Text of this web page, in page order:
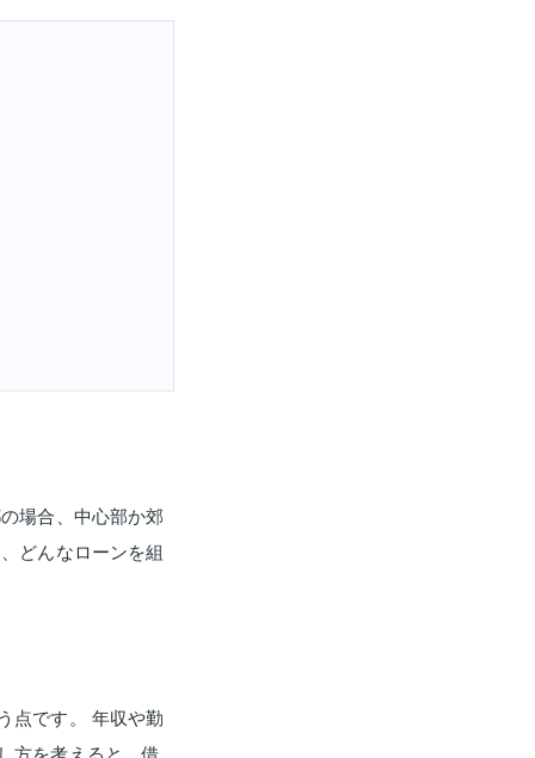
場合、中心部か郊
どんなローンを組
点です。 年収や勤
方を考えると、借